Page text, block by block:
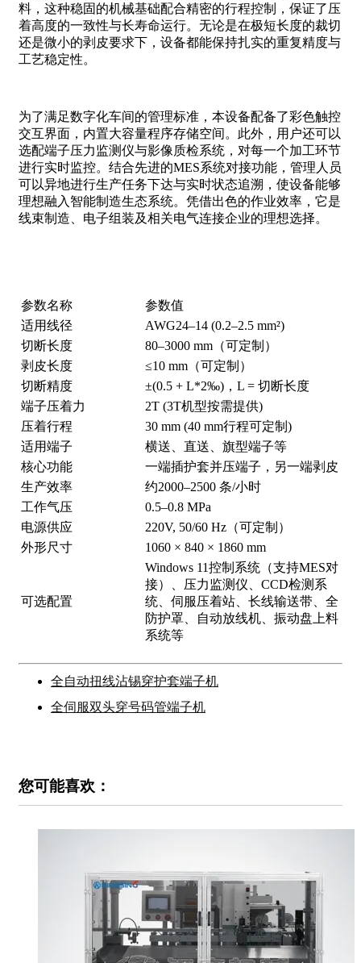
料，这种稳固的机械基础配合精密的行程控制，保证了压
着高度的一致性与长寿命运行。无论是在极短长度的裁切
还是微小的剥皮要求下，设备都能保持扎实的重复精度与
工艺稳定性。
为了满足数字化车间的管理标准，本设备配备了彩色触控
交互界面，内置大容量程序存储空间。此外，用户还可以
选配端子压力监测仪与影像质检系统，对每一个加工环节
进行实时监控。结合先进的MES系统对接功能，管理人员
可以异地进行生产任务下达与实时状态追溯，使设备能够
理想融入智能制造生态系统。凭借出色的作业效率，它是
线束制造、电子组装及相关电气连接企业的理想选择。
参数名称
参数值
适用线径
AWG24–14 (0.2–2.5 mm²)
切断长度
80–3000 mm（可定制）
剥皮长度
≤10 mm（可定制）
切断精度
±(0.5 + L*2‰)，L = 切断长度
端子压着力
2T (3T机型按需提供)
压着行程
30 mm (40 mm行程可定制)
适用端子
横送、直送、旗型端子等
核心功能
一端插护套并压端子，另一端剥皮
生产效率
约2000–2500 条/小时
工作气压
0.5–0.8 MPa
电源供应
220V, 50/60 Hz（可定制）
外形尺寸
1060 × 840 × 1860 mm
可选配置
Windows 11控制系统（支持MES对
接）、压力监测仪、CCD检测系
统、伺服压着站、长线输送带、全
防护罩、自动放线机、振动盘上料
系统等
全自动扭线沾锡穿护套端子机
全伺服双头穿号码管端子机
您可能喜欢：